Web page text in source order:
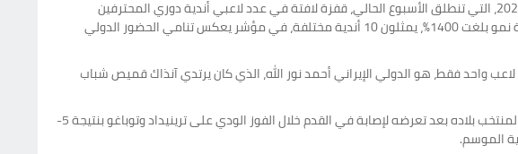
أظهرت إحصائية رسمية جمعتها «الإمارات اليوم» عقب إعلان القوائم النهائية للمنتخبات المشاركة في نهائيات كأس العالم 2026، التي تنطلق الأسبوع الحالي، قفزة لافتة في عدد لاعبي أندية دوري المحترفين
المشاركين في البطولة، بعدما ارتفع العدد من لاعب واحد فقط في مونديال قطر 2022 إلى 15 لاعباً في النسخة الحالية، بنسبة نمو بلغت 1400%، يمثلون 10 أندية مختلفة، في مؤشر يعكس تنامي الحضور الدولي
تمثيل أندية دوري المحترفين على لاعب واحد فقط، هو الدولي الإيراني أحمد نور الله، الذي كان يرتدي آنذاك قميص شباب
وكان العدد مرشحاً للارتفاع إلى 17 لاعباً، لولا إصابة لاعب الشارقة، الكوري الجنوبي تشو يو-مين، الذي خرج من القائمة النهائية لمنتخب بلاده بعد تعرضه لإصابة في القدم خلال الفوز الودي على ترينيداد وتوباغو بنتيجة 5-